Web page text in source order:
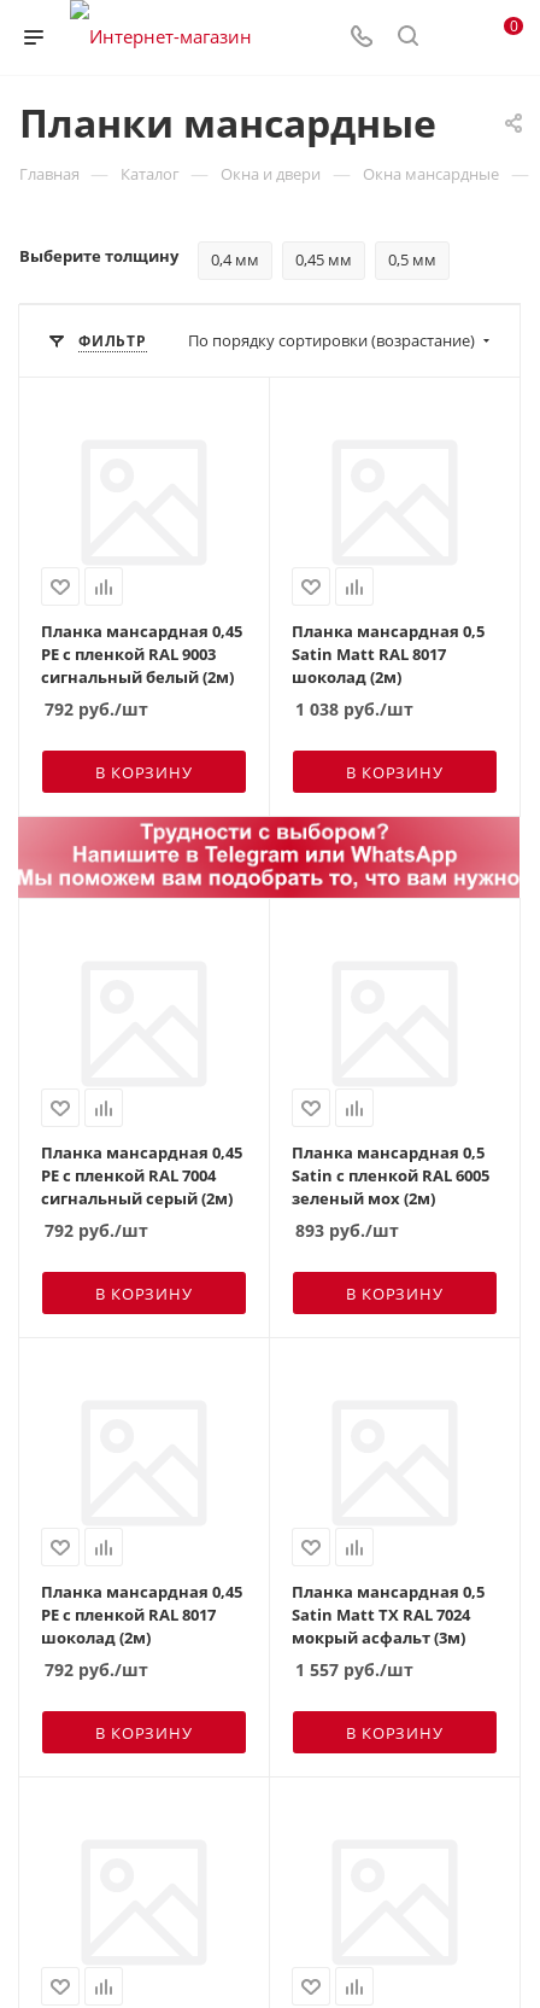
0
Планки мансардные
Главная — Каталог — Окна и двери — Окна мансардные —
Выберите толщину 0,4 мм 0,45 мм 0,5 мм
ФИЛЬТР По порядку сортировки (возрастание)
Планка мансардная 0,45
PE с пленкой RAL 9003
сигнальный белый (2м)
792 руб./шт
В КОРЗИНУ
Планка мансардная 0,5
Satin Matt RAL 8017
шоколад (2м)
1 038 руб./шт
В КОРЗИНУ
Планка мансардная 0,45
PE с пленкой RAL 7004
сигнальный серый (2м)
792 руб./шт
В КОРЗИНУ
Планка мансардная 0,5
Satin с пленкой RAL 6005
зеленый мох (2м)
893 руб./шт
В КОРЗИНУ
Планка мансардная 0,45
PE с пленкой RAL 8017
шоколад (2м)
792 руб./шт
В КОРЗИНУ
Планка мансардная 0,5
Satin Matt TX RAL 7024
мокрый асфальт (3м)
1 557 руб./шт
В КОРЗИНУ